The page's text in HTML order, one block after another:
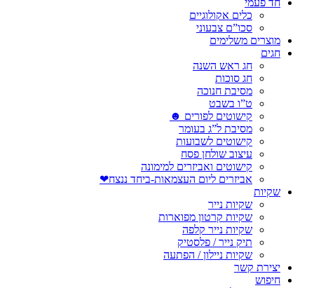
חד פעמי
כלים אקולוגיים
סכו”ם צבעוני
מוצרים משלימים
חגים
חג ראש השנה
חג סוכות
מסיבת חנוכה
ט”ו בשבט
קישוטים לפורים ☻
מסיבת ל”ג בעומר
קישוטים לשבועות
עיצוב שולחן פסח
קישוטים ואביזרים למימונה
אביזרים ליום העצמאות-ביחד ננצח❤
שקיות
שקיות נייר
שקיות קרטון מפוארות
שקיות נייר קלפה
תיק נייר / פלסטיק
שקיות ניילון / הפתעה
יצירת קשר
חיפוש